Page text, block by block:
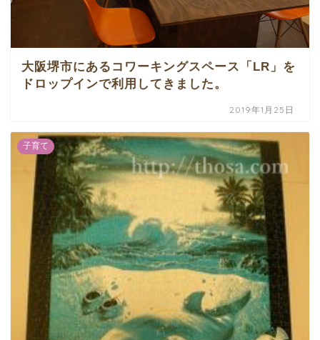
大阪堺市にあるコワーキングスペース「LR」を
ドロップインで利用してきました。
2019年1月25日
子育て